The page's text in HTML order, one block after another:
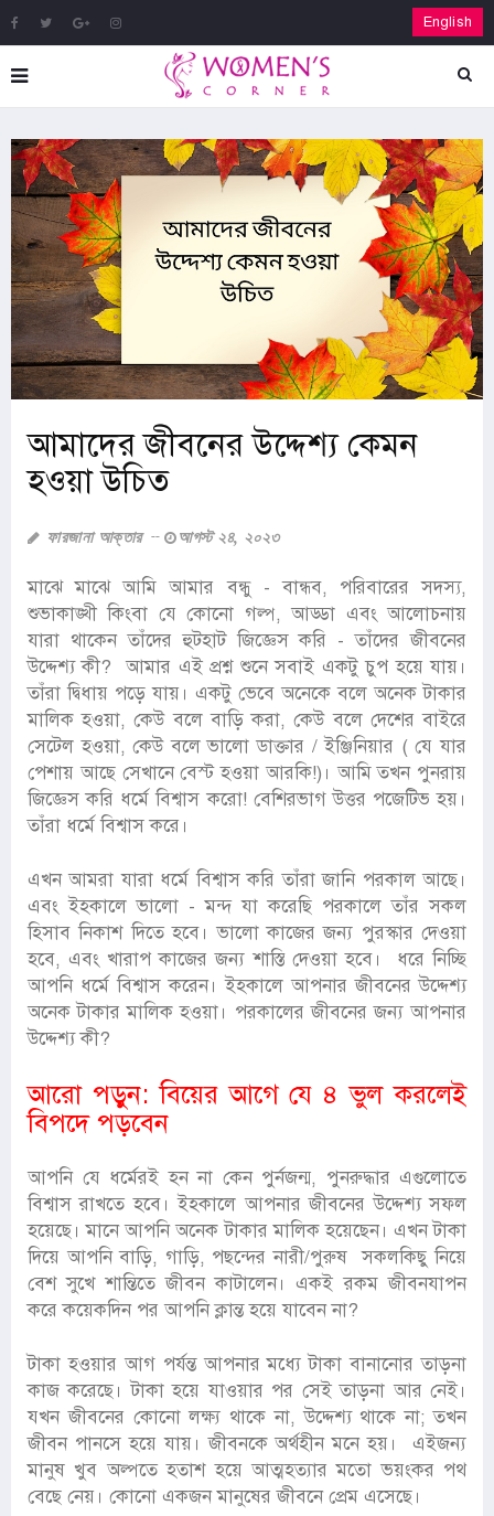
English
আমাদের জীবনের উদ্দেশ্য কেমন
হওয়া উচিত
ফারজানা আক্তার আগস্ট ২৪, ২০২৩
মাঝে মাঝে আমি আমার বন্ধু - বান্ধব, পরিবারের সদস্য,
শুভাকাঙ্খী কিংবা যে কোনো গল্প, আড্ডা এবং আলোচনায়
যারা থাকেন তাঁদের হুটহাট জিজ্ঞেস করি - তাঁদের জীবনের
উদ্দেশ্য কী? আমার এই প্রশ্ন শুনে সবাই একটু চুপ হয়ে যায়।
তাঁরা দ্বিধায় পড়ে যায়। একটু ভেবে অনেকে বলে অনেক টাকার
মালিক হওয়া, কেউ বলে বাড়ি করা, কেউ বলে দেশের বাইরে
সেটেল হওয়া, কেউ বলে ভালো ডাক্তার / ইঞ্জিনিয়ার ( যে যার
পেশায় আছে সেখানে বেস্ট হওয়া আরকি!)। আমি তখন পুনরায়
জিজ্ঞেস করি ধর্মে বিশ্বাস করো! বেশিরভাগ উত্তর পজেটিভ হয়।
তাঁরা ধর্মে বিশ্বাস করে।
এখন আমরা যারা ধর্মে বিশ্বাস করি তাঁরা জানি পরকাল আছে।
এবং ইহকালে ভালো - মন্দ যা করেছি পরকালে তাঁর সকল
হিসাব নিকাশ দিতে হবে। ভালো কাজের জন্য পুরস্কার দেওয়া
হবে, এবং খারাপ কাজের জন্য শাস্তি দেওয়া হবে। ধরে নিচ্ছি
আপনি ধর্মে বিশ্বাস করেন। ইহকালে আপনার জীবনের উদ্দেশ্য
অনেক টাকার মালিক হওয়া। পরকালের জীবনের জন্য আপনার
উদ্দেশ্য কী?
আরো পড়ুন:বিয়ের আগে যে ৪ ভুল করলেই
বিপদে পড়বেন
আপনি যে ধর্মেরই হন না কেন পুর্নজন্ম, পুনরুদ্ধার এগুলোতে
বিশ্বাস রাখতে হবে। ইহকালে আপনার জীবনের উদ্দেশ্য সফল
হয়েছে। মানে আপনি অনেক টাকার মালিক হয়েছেন। এখন টাকা
দিয়ে আপনি বাড়ি, গাড়ি, পছন্দের নারী/পুরুষ সকলকিছু নিয়ে
বেশ সুখে শান্তিতে জীবন কাটালেন। একই রকম জীবনযাপন
করে কয়েকদিন পর আপনি ক্লান্ত হয়ে যাবেন না?
টাকা হওয়ার আগ পর্যন্ত আপনার মধ্যে টাকা বানানোর তাড়না
কাজ করেছে। টাকা হয়ে যাওয়ার পর সেই তাড়না আর নেই।
যখন জীবনের কোনো লক্ষ্য থাকে না, উদ্দেশ্য থাকে না; তখন
জীবন পানসে হয়ে যায়। জীবনকে অর্থহীন মনে হয়। এইজন্য
মানুষ খুব অল্পতে হতাশ হয়ে আত্মহত্যার মতো ভয়ংকর পথ
বেছে নেয়। কোনো একজন মানুষের জীবনে প্রেম এসেছে।